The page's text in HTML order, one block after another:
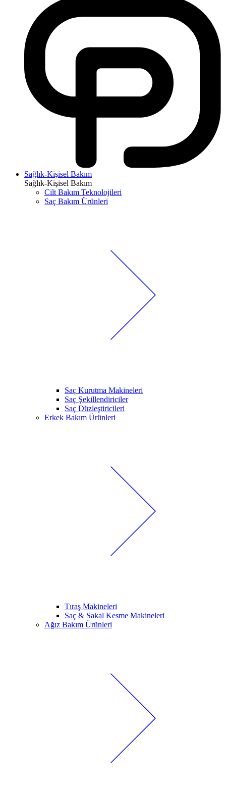
Sağlık-Kişisel Bakım
Sağlık-Kişisel Bakım
Cilt Bakım Teknolojileri
Saç Bakım Ürünleri
Saç Kurutma Makineleri
Saç Şekillendiriciler
Saç Düzleştiricileri
Erkek Bakım Ürünleri
Tıraş Makineleri
Saç & Sakal Kesme Makineleri
Ağız Bakım Ürünleri